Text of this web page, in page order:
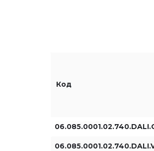
Тип управления Другие
Код